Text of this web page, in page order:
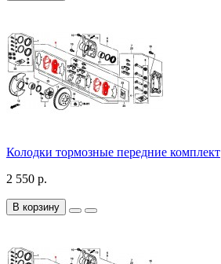
Колодки тормозные передние комплект
2 550 р.
В корзину